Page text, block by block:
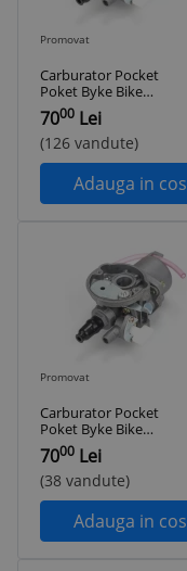
Promovat
Carburator Pocket
Poket Byke Bike
Mini ATV
7000 Lei
(126 vandute)
Adauga in cos
Promovat
Carburator Pocket
Poket Byke Bike
Mini ATV
7000 Lei
(38 vandute)
Adauga in cos